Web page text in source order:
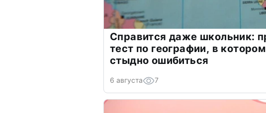
Справится даже школьник:
тест по географии, в
стыдно ошибиться
6 августа 7